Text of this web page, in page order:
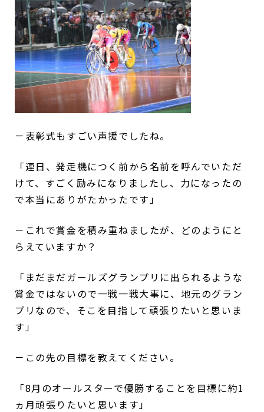
－表彰式もすごい声援でしたね。
「連日、発走機につく前から名前を呼んでいただ
けて、すごく励みになりましたし、力になったの
で本当にありがたかったです」
－これで賞金を積み重ねましたが、どのようにと
らえていますか？
「まだまだガールズグランプリに出られるような
賞金ではないので一戦一戦大事に、地元のグラン
プリなので、そこを目指して頑張りたいと思いま
す」
－この先の目標を教えてください。
「8月のオールスターで優勝することを目標に約1
ヵ月頑張りたいと思います」